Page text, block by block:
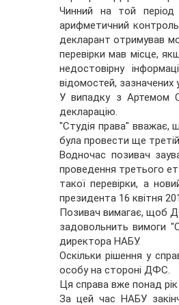
Чинний на той період
арифметичний
декларант отримував
перевірки мав місце,
недостовірну
відомостей, зазначених
У випадку з Артемом
декларацію.
"Студія права" вважає,
була провести ще
Водночас позивач
проведення третього
такої перевірки, а
президента 16 квітня
Позивач вимагає, щоб
задовольнить вимоги
директора НАБУ.
Оскільки рішення у
особу на стороні ДФС.
Ця справа вже понад
За цей час НАБУ